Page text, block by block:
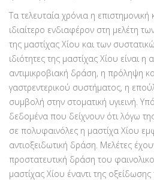
Τα τελευταία χρόνια η επιστημονική
ιδιαίτερο ενδιαφέρον στη μελέτη
της μαστίχας Χίου και των
ιδιότητες της μαστίχας Χίου είναι η
αντιμικροβιακή δράση, η πρόληψη
γαστρεντερικού συστήματος, η
συμβολή στην στοματική υγιεινή.
δεδομένα που δείχνουν ότι λόγω
σε πολυφαινόλες η μαστίχα Χίου
αντιοξειδωτική δράση. Μελέτες
προστατευτική δράση του
μαστίχας Χίου έναντι της